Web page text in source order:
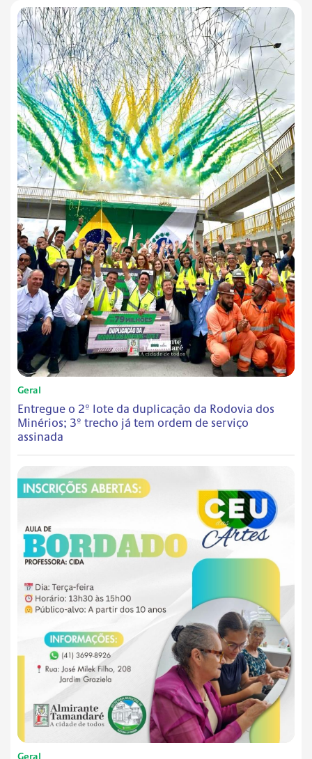
Geral
Entregue o 2º lote da duplicação da Rodovia dos
Minérios; 3º trecho já tem ordem de serviço
assinada